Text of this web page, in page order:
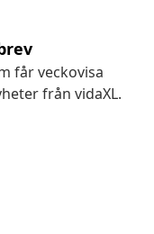
får veckovisa
från vidaXL.